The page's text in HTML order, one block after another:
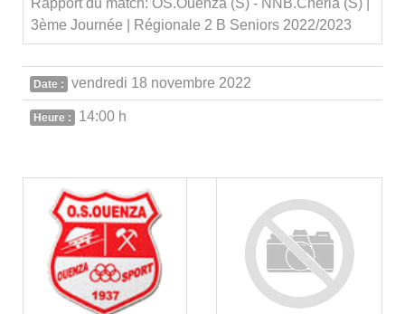
Rapport du match: OS.Ouenza (S) - NNB.Cheria (S) |
3ème Journée | Régionale 2 B Seniors 2022/2023
Date : vendredi 18 novembre 2022
Heure : 14:00 h